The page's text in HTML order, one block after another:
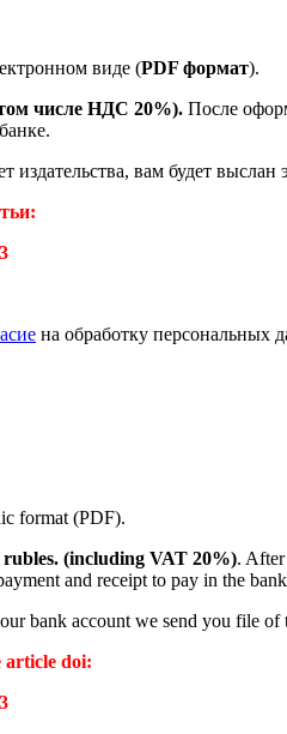
виде (PDF формат).
числе НДС 20%). После
издательства, вам будет
на обработку персональных
format (PDF).
rubles. (including VAT 20%).
and receipt to pay in the
bank account we send you file of
article doi: